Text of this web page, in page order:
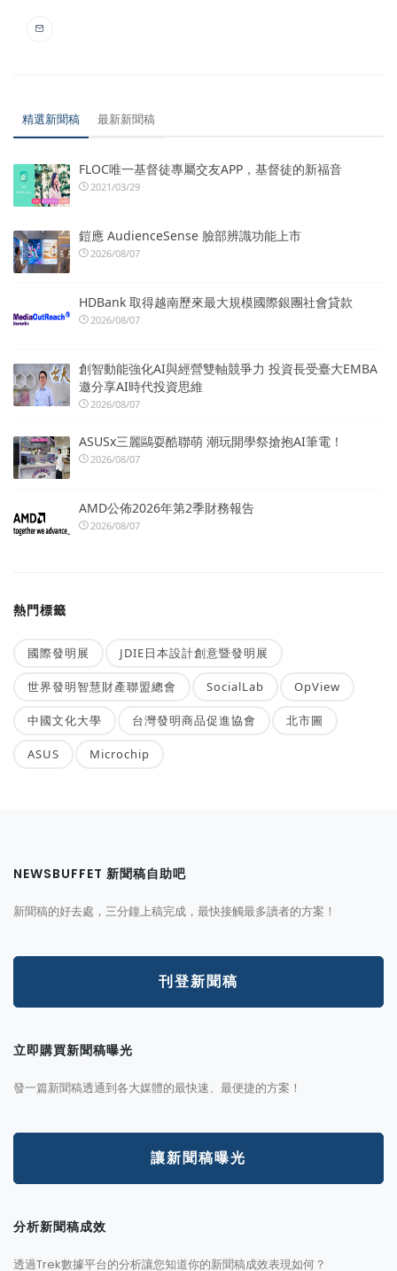
精選新聞稿 最新新聞稿
FLOC唯一基督徒專屬交友APP，基督徒的新福音
2021/03/29
鎧應 AudienceSense 臉部辨識功能上市
2026/08/07
HDBank 取得越南歷來最大規模國際銀團社會貸款
2026/08/07
創智動能強化AI與經營雙軸競爭力 投資長受臺大EMBA
邀分享AI時代投資思維
2026/08/07
ASUSx三麗鷗耍酷聯萌 潮玩開學祭搶抱AI筆電！
2026/08/07
AMD公佈2026年第2季財務報告
2026/08/07
熱門標籤
國際發明展 JDIE日本設計創意暨發明展
世界發明智慧財產聯盟總會 SocialLab OpView
中國文化大學 台灣發明商品促進協會 北市圖
ASUS Microchip
NEWSBUFFET 新聞稿自助吧
新聞稿的好去處，三分鐘上稿完成，最快接觸最多讀者的方案！
刊登新聞稿
立即購買新聞稿曝光
發一篇新聞稿透通到各大媒體的最快速、最便捷的方案！
讓新聞稿曝光
分析新聞稿成效
透過Trek數據平台的分析讓您知道你的新聞稿成效表現如何？